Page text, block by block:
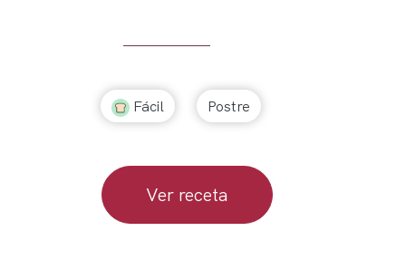
Fácil Postre
Ver receta